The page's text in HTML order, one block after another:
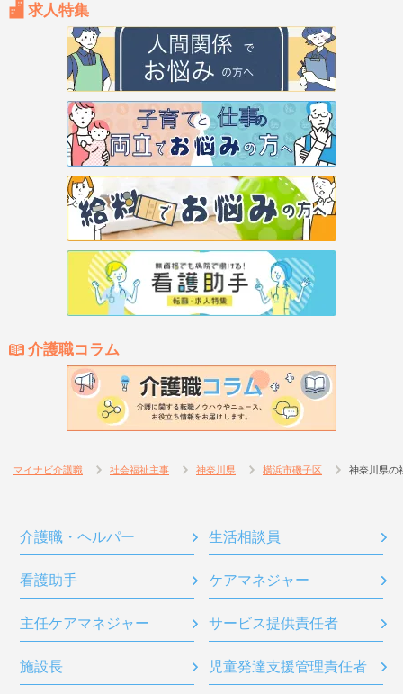
求人特集
介護職コラム
マイナビ介護職 社会福祉主事 神奈川県 横浜市磯子区 神奈川県の
介護職・ヘルパー 生活相談員
看護助手 ケアマネジャー
主任ケアマネジャー サービス提供責任者
施設長 児童発達支援管理責任者